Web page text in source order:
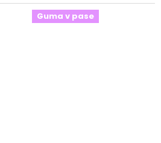
Guma v pase